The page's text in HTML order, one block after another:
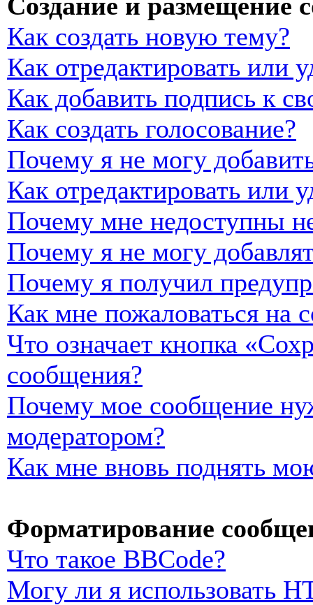
Как создать новую тему?
Как отредактировать или
Как добавить подпись к
Как создать голосование?
Почему я не могу
Как отредактировать или
Почему мне недоступны
Почему я не могу
Почему я получил
Как мне пожаловаться на
Что означает кнопка
сообщения?
Почему мое сообщение
модератором?
Как мне вновь поднять
Форматирование
Что такое BBCode?
Могу ли я использовать